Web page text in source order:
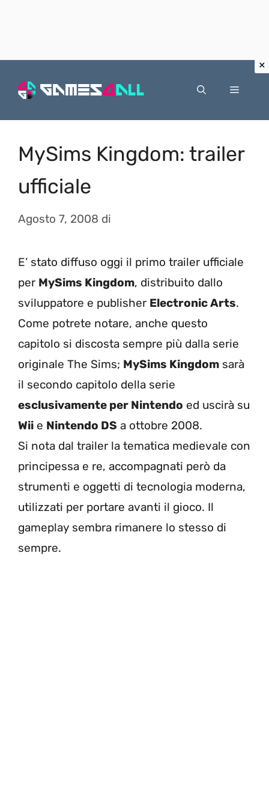
Menu
MySims Kingdom: trailer
ufficiale
Agosto 7, 2008 di
E’ stato diffuso oggi il primo trailer ufficiale
per MySims Kingdom, distribuito dallo
sviluppatore e publisher Electronic Arts.
Come potrete notare, anche questo
capitolo si discosta sempre più dalla serie
originale The Sims; MySims Kingdom sarà
il secondo capitolo della serie
esclusivamente per Nintendo ed uscirà su
Wii e Nintendo DS a ottobre 2008.
Si nota dal trailer la tematica medievale con
principessa e re, accompagnati però da
strumenti e oggetti di tecnologia moderna,
utilizzati per portare avanti il gioco. Il
gameplay sembra rimanere lo stesso di
sempre.